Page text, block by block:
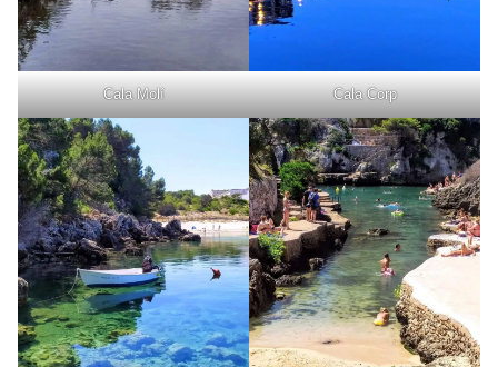
Cala Molí Cala Corp